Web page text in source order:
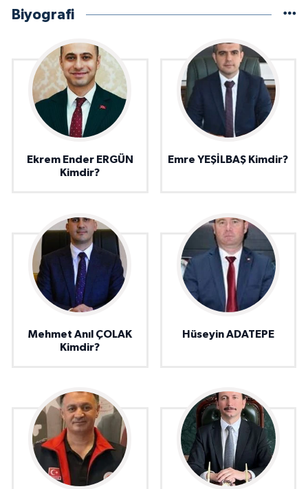
Biyografi
Ekrem Ender ERGÜN
Kimdir?
Emre YEŞİLBAŞ Kimdir?
Mehmet Anıl ÇOLAK
Kimdir?
Hüseyin ADATEPE